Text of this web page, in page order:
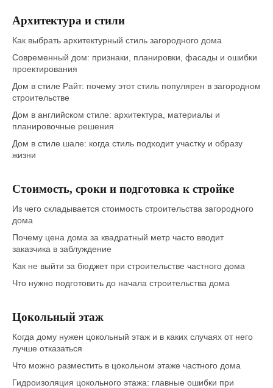
Архитектура и стили
Как выбрать архитектурный стиль загородного дома
Современный дом: признаки, планировки, фасады и ошибки
проектирования
Дом в стиле Райт: почему этот стиль популярен в загородном
строительстве
Дом в английском стиле: архитектура, материалы и
планировочные решения
Дом в стиле шале: когда стиль подходит участку и образу
жизни
Стоимость, сроки и подготовка к стройке
Из чего складывается стоимость строительства загородного
дома
Почему цена дома за квадратный метр часто вводит
заказчика в заблуждение
Как не выйти за бюджет при строительстве частного дома
Что нужно подготовить до начала строительства дома
Цокольный этаж
Когда дому нужен цокольный этаж и в каких случаях от него
лучше отказаться
Что можно разместить в цокольном этаже частного дома
Гидроизоляция цокольного этажа: главные ошибки при